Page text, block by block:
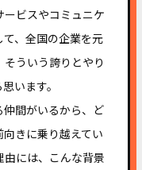
ビスやコミュニケ
、全国の企業を元
ういう誇りとやり
います。
間がいるから、ど
きに乗り越えてい
には、こんな背景